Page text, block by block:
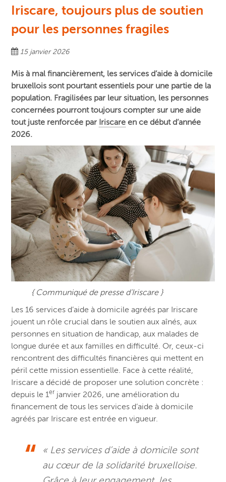
Iriscare, toujours plus de soutien
pour les personnes fragiles
15 janvier 2026
Mis à mal financièrement, les services d’aide à domicile
bruxellois sont pourtant essentiels pour une partie de la
population. Fragilisées par leur situation, les personnes
concernées pourront toujours compter sur une aide
tout juste renforcée par Iriscare en ce début d’année
2026.
{ Communiqué de presse d’Iriscare }
Les 16 services d’aide à domicile agréés par Iriscare
jouent un rôle crucial dans le soutien aux aînés, aux
personnes en situation de handicap, aux malades de
longue durée et aux familles en difficulté. Or, ceux-ci
rencontrent des difficultés financières qui mettent en
péril cette mission essentielle. Face à cette réalité,
Iriscare a décidé de proposer une solution concrète :
depuis le 1er janvier 2026, une amélioration du
financement de tous les services d’aide à domicile
agréés par Iriscare est entrée en vigueur.
« Les services d’aide à domicile sont
au cœur de la solidarité bruxelloise.